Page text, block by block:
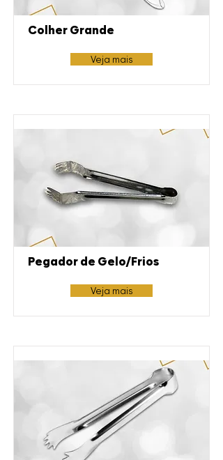
Colher Grande
Veja mais
Pegador de Gelo/Frios
Veja mais